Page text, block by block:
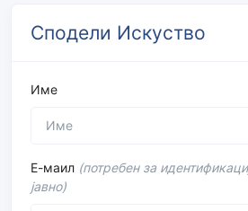
Сподели Искуство
Име
Е-маил (потребен за
јавно)